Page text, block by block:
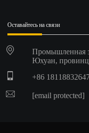
Оставайтесь на связи
Промышленная
Юхуан,
+86
[email protected]